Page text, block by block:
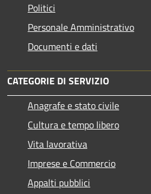
Politici
Personale Amministrativo
Documenti e dati
CATEGORIE DI SERVIZIO
Anagrafe e stato civile
Cultura e tempo libero
Vita lavorativa
Imprese e Commercio
Appalti pubblici